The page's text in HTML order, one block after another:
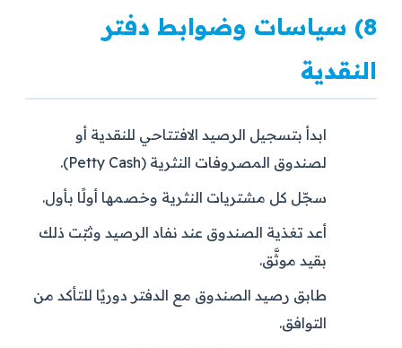
8) سياسات وضوابط دفتر
النقدية
ابدأ بتسجيل الرصيد الافتتاحي للنقدية أو
لصندوق المصروفات النثرية (Petty Cash).
سجّل كل مشتريات النثرية وخصمها أولًا بأول.
أعد تغذية الصندوق عند نفاد الرصيد وثبّت ذلك
بقيد موثَّق.
طابق رصيد الصندوق مع الدفتر دوريًا للتأكد من
التوافق.